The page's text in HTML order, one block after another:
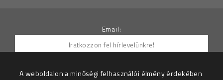
Email:
A weboldalon a minőségi felhasználói élmény érdekében